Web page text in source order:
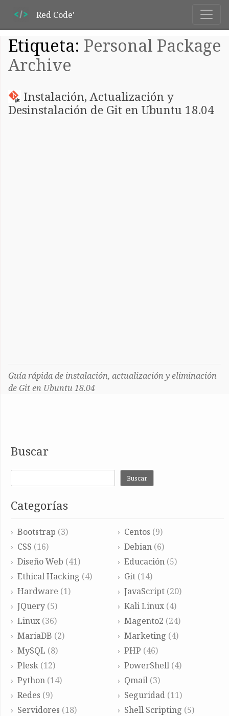
Red Code'
Etiqueta: Personal Package
Archive
Instalación, Actualización y
Desinstalación de Git en Ubuntu 18.04
Guía rápida de instalación, actualización y eliminación
de Git en Ubuntu 18.04
Buscar
Buscar
Categorías
Bootstrap (3) Centos (9)
CSS (16) Debian(6)
Diseño Web (41) Educación(5)
Ethical Hacking (4) Git(14)
Hardware (1) JavaScript(20)
JQuery (5) Kali Linux(4)
Linux (36) Magento2 (24)
MariaDB (2) Marketing (4)
MySQL (8) PHP (46)
Plesk (12) PowerShell(4)
Python (14) Qmail(3)
Redes (9) Seguridad(11)
Servidores (18) Shell Scripting (5)